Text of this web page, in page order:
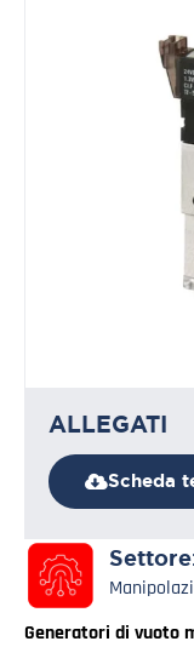
ALLEGATI
Scheda
Generatori di vuoto